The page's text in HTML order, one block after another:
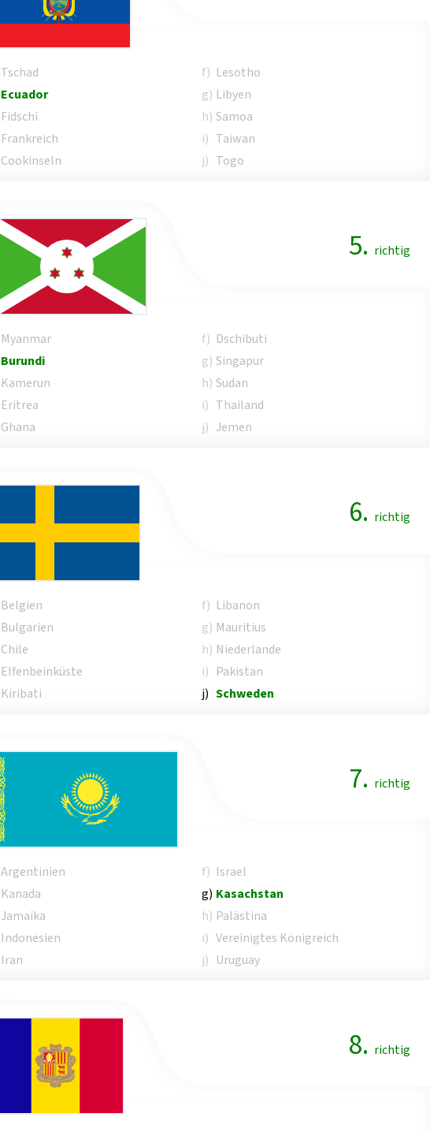
Tschad
Ecuador
Fidschi
Frankreich
Cookinseln
f) Lesotho
g) Libyen
h) Samoa
i) Taiwan
j) Togo
5. richtig
Myanmar
Burundi
Kamerun
Eritrea
Ghana
f) Dschibuti
g) Singapur
h) Sudan
i) Thailand
j) Jemen
6. richtig
Belgien
Bulgarien
Chile
Elfenbeinküste
Kiribati
f) Libanon
g) Mauritius
h) Niederlande
i) Pakistan
j) Schweden
7. richtig
Argentinien
Kanada
Jamaika
Indonesien
Iran
f) Israel
g) Kasachstan
h) Palästina
i) Vereinigtes Königreich
j) Uruguay
8. richtig